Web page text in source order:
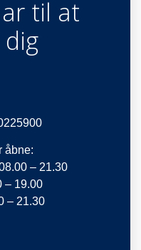
til at
åbne:
– 21.30
– 19.00
– 21.30